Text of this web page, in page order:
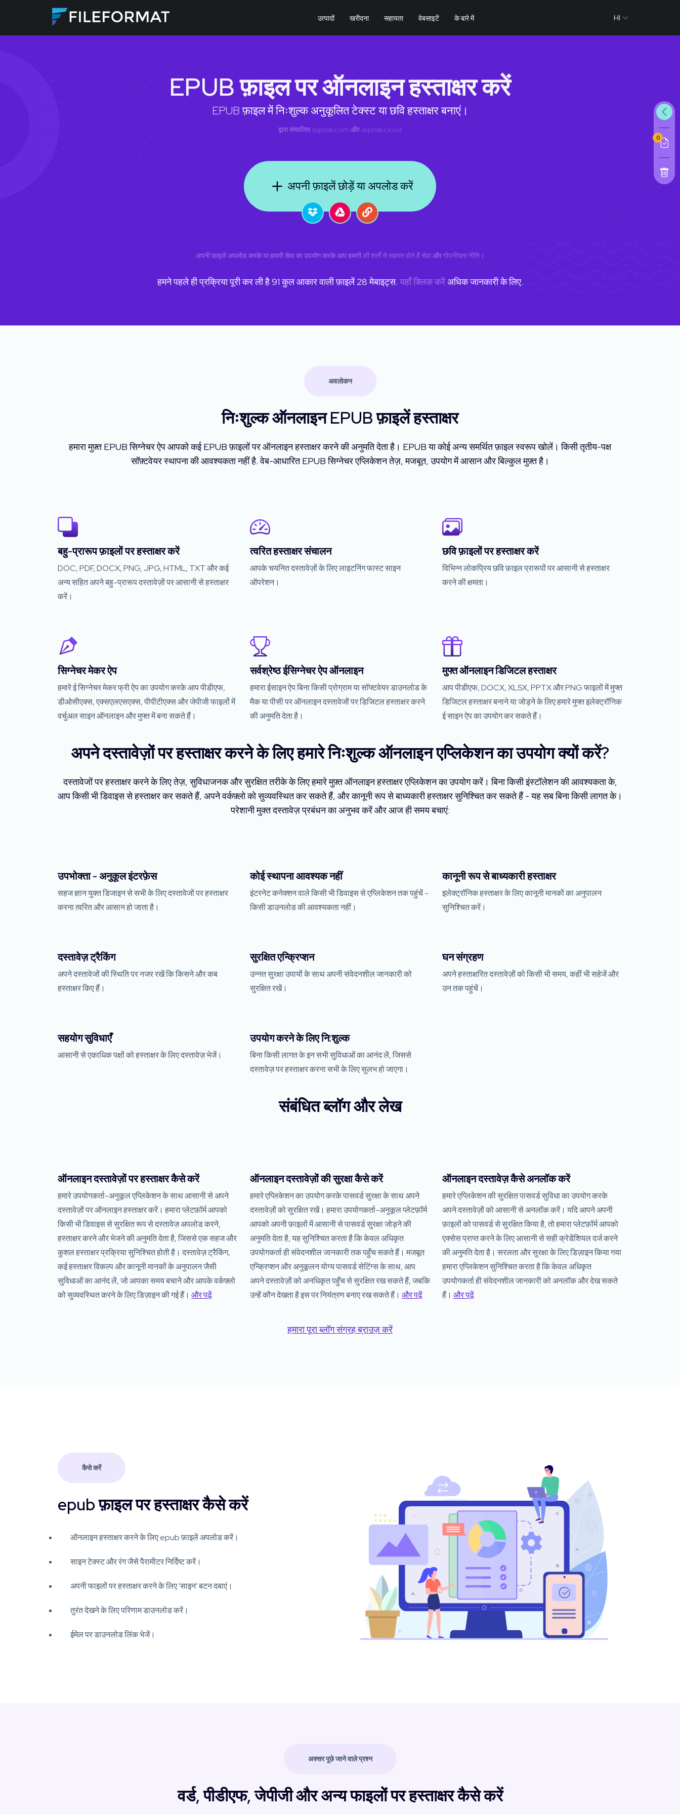
उत्पादों खरीदना सहायता वेबसाइटें के बारे में HI
0
EPUB फ़ाइल पर ऑनलाइन हस्ताक्षर करें
EPUB फ़ाइल में निःशुल्क अनुकूलित टेक्स्ट या छवि हस्ताक्षर बनाएं।
द्वारा संचालितaspose.com औरaspose.cloud
अपनी फ़ाइलें छोड़ें या अपलोड करें
अपनी फ़ाइलें अपलोड करके या हमारी सेवा का उपयोग करके आप हमारीकी शर्तों से सहमत होते हैं सेवाऔरगोपनीयता नीति ।
हमने पहले ही प्रक्रिया पूरी कर ली है91कुल आकार वाली फ़ाइलें 28मेबाइट्स. यहाँ क्लिक करेंअधिक जानकारी के लिए.
अवलोकन
निःशुल्क ऑनलाइन EPUB फ़ाइलें हस्ताक्षर
हमारा मुफ़्त EPUB सिग्नेचर ऐप आपको कई EPUB फ़ाइलों पर ऑनलाइन हस्ताक्षर करने की अनुमति देता है। EPUB या कोई अन्य समर्थित फ़ाइल स्वरूप खोलें। किसी तृतीय-पक्ष
सॉफ़्टवेयर स्थापना की आवश्यकता नहीं है. वेब-आधारित EPUB सिग्नेचर एप्लिकेशन तेज़, मजबूत, उपयोग में आसान और बिल्कुल मुफ़्त है।
बहु-प्रारूप फ़ाइलों पर हस्ताक्षर करें
DOC, PDF, DOCX, PNG, JPG, HTML, TXT और कई
अन्य सहित अपने बहु-प्रारूप दस्तावेज़ों पर आसानी से हस्ताक्षर
करें।
त्वरित हस्ताक्षर संचालन
आपके चयनित दस्तावेज़ों के लिए लाइटनिंग फास्ट साइन
ऑपरेशन।
छवि फ़ाइलों पर हस्ताक्षर करें
विभिन्न लोकप्रिय छवि फ़ाइल प्रारूपों पर आसानी से हस्ताक्षर
करने की क्षमता।
सिग्नेचर मेकर ऐप
हमारे ई सिग्नेचर मेकर फ्री ऐप का उपयोग करके आप पीडीएफ,
डीओसीएक्स, एक्सएलएसएक्स, पीपीटीएक्स और जेपीजी फाइलों में
वर्चुअल साइन ऑनलाइन और मुफ्त में बना सकते हैं।
सर्वश्रेष्ठ ईसिग्नेचर ऐप ऑनलाइन
हमारा ईसाइन ऐप बिना किसी प्रोग्राम या सॉफ्टवेयर डाउनलोड के
मैक या पीसी पर ऑनलाइन दस्तावेजों पर डिजिटल हस्ताक्षर करने
की अनुमति देता है।
मुफ्त ऑनलाइन डिजिटल हस्ताक्षर
आप पीडीएफ, DOCX, XLSX, PPTX और PNG फाइलों में मुफ्त
डिजिटल हस्ताक्षर बनाने या जोड़ने के लिए हमारे मुफ्त इलेक्ट्रॉनिक
ई साइन ऐप का उपयोग कर सकते हैं।
अपने दस्तावेज़ों पर हस्ताक्षर करने के लिए हमारे निःशुल्क ऑनलाइन एप्लिकेशन का उपयोग क्यों करें?
दस्तावेजों पर हस्ताक्षर करने के लिए तेज़, सुविधाजनक और सुरक्षित तरीके के लिए हमारे मुफ़्त ऑनलाइन हस्ताक्षर एप्लिकेशन का उपयोग करें। बिना किसी इंस्टॉलेशन की आवश्यकता के,
आप किसी भी डिवाइस से हस्ताक्षर कर सकते हैं, अपने वर्कफ़्लो को सुव्यवस्थित कर सकते हैं, और कानूनी रूप से बाध्यकारी हस्ताक्षर सुनिश्चित कर सकते हैं - यह सब बिना किसी लागत के।
परेशानी मुक्त दस्तावेज़ प्रबंधन का अनुभव करें और आज ही समय बचाएं:
उपभोक्ता - अनुकूल इंटरफ़ेस
सहज ज्ञान युक्त डिजाइन से सभी के लिए दस्तावेजों पर हस्ताक्षर
करना त्वरित और आसान हो जाता है।
कोई स्थापना आवश्यक नहीं
इंटरनेट कनेक्शन वाले किसी भी डिवाइस से एप्लिकेशन तक पहुंचें -
किसी डाउनलोड की आवश्यकता नहीं।
कानूनी रूप से बाध्यकारी हस्ताक्षर
इलेक्ट्रॉनिक हस्ताक्षर के लिए कानूनी मानकों का अनुपालन
सुनिश्चित करें।
दस्तावेज़ ट्रैकिंग
अपने दस्तावेजों की स्थिति पर नजर रखें कि किसने और कब
हस्ताक्षर किए हैं।
सुरक्षित एन्क्रिप्शन
उन्नत सुरक्षा उपायों के साथ अपनी संवेदनशील जानकारी को
सुरक्षित रखें।
घन संग्रहण
अपने हस्ताक्षरित दस्तावेज़ों को किसी भी समय, कहीं भी सहेजें और
उन तक पहुंचें।
सहयोग सुविधाएँ
आसानी से एकाधिक पक्षों को हस्ताक्षर के लिए दस्तावेज़ भेजें।
उपयोग करने के लिए नि:शुल्क
बिना किसी लागत के इन सभी सुविधाओं का आनंद लें, जिससे
दस्तावेज़ पर हस्ताक्षर करना सभी के लिए सुलभ हो जाएगा।
संबंधित ब्लॉग और लेख
ऑनलाइन दस्तावेज़ों पर हस्ताक्षर कैसे करें
हमारे उपयोगकर्ता-अनुकूल एप्लिकेशन के साथ आसानी से अपने
दस्तावेज़ों पर ऑनलाइन हस्ताक्षर करें। हमारा प्लेटफ़ॉर्म आपको
किसी भी डिवाइस से सुरक्षित रूप से दस्तावेज़ अपलोड करने,
हस्ताक्षर करने और भेजने की अनुमति देता है, जिससे एक सहज और
कुशल हस्ताक्षर प्रक्रिया सुनिश्चित होती है। दस्तावेज़ ट्रैकिंग,
कई हस्ताक्षर विकल्प और कानूनी मानकों के अनुपालन जैसी
सुविधाओं का आनंद लें, जो आपका समय बचाने और आपके वर्कफ़्लो
को सुव्यवस्थित करने के लिए डिज़ाइन की गई हैं। और पढ़ें
ऑनलाइन दस्तावेज़ों की सुरक्षा कैसे करें
हमारे एप्लिकेशन का उपयोग करके पासवर्ड सुरक्षा के साथ अपने
दस्तावेज़ों को सुरक्षित रखें। हमारा उपयोगकर्ता-अनुकूल प्लेटफ़ॉर्म
आपको अपनी फ़ाइलों में आसानी से पासवर्ड सुरक्षा जोड़ने की
अनुमति देता है, यह सुनिश्चित करता है कि केवल अधिकृत
उपयोगकर्ता ही संवेदनशील जानकारी तक पहुँच सकते हैं। मजबूत
एन्क्रिप्शन और अनुकूलन योग्य पासवर्ड सेटिंग्स के साथ, आप
अपने दस्तावेज़ों को अनधिकृत पहुँच से सुरक्षित रख सकते हैं, जबकि
उन्हें कौन देखता है इस पर नियंत्रण बनाए रख सकते हैं। और पढ़ें
ऑनलाइन दस्तावेज़ कैसे अनलॉक करें
हमारे एप्लिकेशन की सुरक्षित पासवर्ड सुविधा का उपयोग करके
अपने दस्तावेज़ों को आसानी से अनलॉक करें। यदि आपने अपनी
फ़ाइलों को पासवर्ड से सुरक्षित किया है, तो हमारा प्लेटफ़ॉर्म आपको
एक्सेस प्राप्त करने के लिए आसानी से सही क्रेडेंशियल दर्ज करने
की अनुमति देता है। सरलता और सुरक्षा के लिए डिज़ाइन किया गया
हमारा एप्लिकेशन सुनिश्चित करता है कि केवल अधिकृत
उपयोगकर्ता ही संवेदनशील जानकारी को अनलॉक और देख सकते
हैं। और पढ़ें
हमारा पूरा ब्लॉग संग्रह ब्राउज़ करें
कैसे करें
epub फ़ाइल पर हस्ताक्षर कैसे करें
ऑनलाइन हस्ताक्षर करने के लिए epub फ़ाइलें अपलोड करें।
साइन टेक्स्ट और रंग जैसे पैरामीटर निर्दिष्ट करें।
अपनी फाइलों पर हस्ताक्षर करने के लिए 'साइन' बटन दबाएं।
तुरंत देखने के लिए परिणाम डाउनलोड करें।
ईमेल पर डाउनलोड लिंक भेजें।
अक्सर पूछे जाने वाले प्रश्न
वर्ड, पीडीएफ, जेपीजी और अन्य फाइलों पर हस्ताक्षर कैसे करें